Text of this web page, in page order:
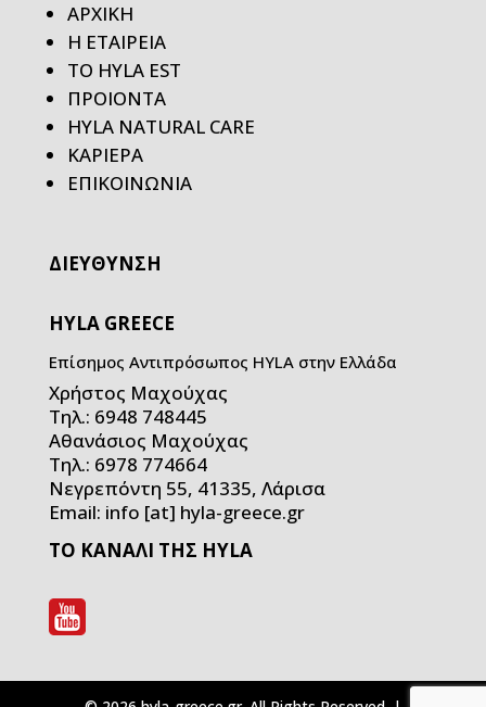
ΑΡΧΙΚΗ
Η ΕΤΑΙΡΕΙΑ
ΤΟ HYLA EST
ΠΡΟΙΟΝΤΑ
HYLA NATURAL CARE
ΚΑΡΙΕΡΑ
ΕΠΙΚΟΙΝΩΝΙΑ
ΔΙΕΥΘΥΝΣΗ
HYLA GREECE
Επίσημος Αντιπρόσωπος HYLA στην Ελλάδα
Χρήστος Μαχούχας
Τηλ.: 6948 748445
Αθανάσιος Μαχούχας
Τηλ.: 6978 774664
Νεγρεπόντη 55, 41335, Λάρισα
Email: info [at] hyla-greece.gr
ΤΟ ΚΑΝΑΛΙ ΤΗΣ HYLA